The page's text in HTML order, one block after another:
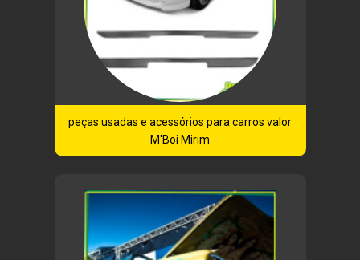
peças usadas e acessórios para carros valor
M'Boi Mirim